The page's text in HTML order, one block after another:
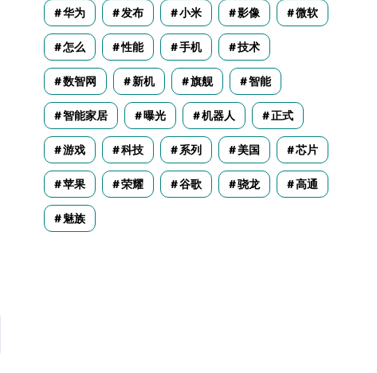
华为 发布 小米 影像 微软
怎么 性能 手机 技术
数智网 新机 旗舰 智能
智能家居 曝光 机器人 正式
游戏 科技 系列 美国 芯片
苹果 荣耀 谷歌 骁龙 高通
魅族